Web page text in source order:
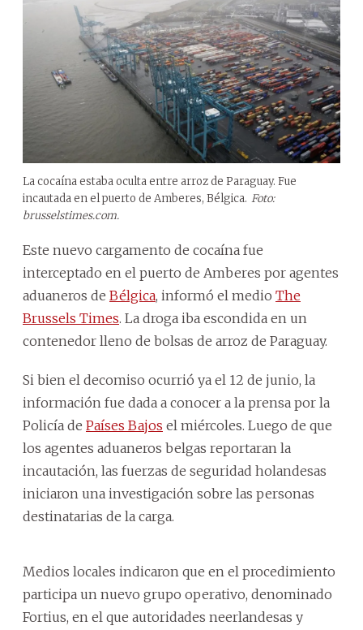
La cocaína estaba oculta entre arroz de Paraguay. Fue
incautada en el puerto de Amberes, Bélgica. Foto:
brusselstimes.com.
Este nuevo cargamento de cocaína fue
interceptado en el puerto de Amberes por agentes
aduaneros de Bélgica, informó el medio The
Brussels Times. La droga iba escondida en un
contenedor lleno de bolsas de arroz de Paraguay.
Si bien el decomiso ocurrió ya el 12 de junio, la
información fue dada a conocer a la prensa por la
Policía de Países Bajos el miércoles. Luego de que
los agentes aduaneros belgas reportaran la
incautación, las fuerzas de seguridad holandesas
iniciaron una investigación sobre las personas
destinatarias de la carga.
Medios locales indicaron que en el procedimiento
participa un nuevo grupo operativo, denominado
Fortius, en el que autoridades neerlandesas y